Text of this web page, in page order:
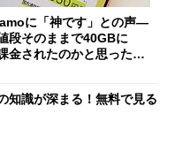
に「神です」との声―
段そのままで40GBに
課金されたのかと思った」
知識が深まる！無料で見る